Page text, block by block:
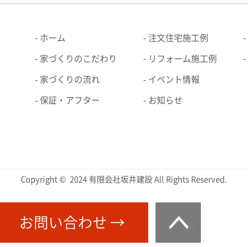
ホーム
家づくりのこだわり
家づくりの流れ
保証・アフター
注文住宅施工例
リフォーム施工例
イベント情報
お知らせ
Copyright © 2024 有限会社坂井建設 All Rights Reserved.
お問い合わせ →